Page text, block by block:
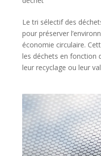
Le tri sélectif des
pour préserver
économie circulaire.
les déchets en fonction
leur recyclage ou leur